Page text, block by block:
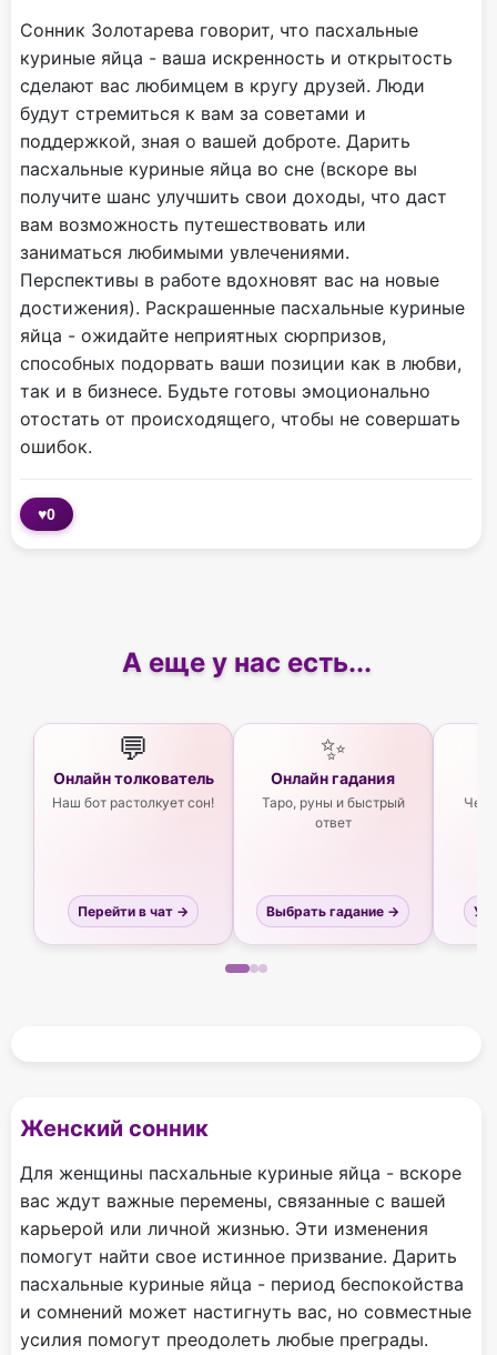
Сонник Золотарева говорит, что пасхальные
куриные яйца - ваша искренность и открытость
сделают вас любимцем в кругу друзей. Люди
будут стремиться к вам за советами и
поддержкой, зная о вашей доброте. Дарить
пасхальные куриные яйца во сне (вскоре вы
получите шанс улучшить свои доходы, что даст
вам возможность путешествовать или
заниматься любимыми увлечениями.
Перспективы в работе вдохновят вас на новые
достижения). Раскрашенные пасхальные куриные
яйца - ожидайте неприятных сюрпризов,
способных подорвать ваши позиции как в любви,
так и в бизнесе. Будьте готовы эмоционально
отостать от происходящего, чтобы не совершать
ошибок.
♥0
А еще у нас есть...
💬
Онлайн толкователь
Наш бот растолкует сон!
Перейти в чат →
✨
Онлайн гадания
Таро, руны и быстрый
ответ
Выбрать гадание →
Женский сонник
Для женщины пасхальные куриные яйца - вскоре
вас ждут важные перемены, связанные с вашей
карьерой или личной жизнью. Эти изменения
помогут найти свое истинное призвание. Дарить
пасхальные куриные яйца - период беспокойства
и сомнений может настигнуть вас, но совместные
усилия помогут преодолеть любые преграды.